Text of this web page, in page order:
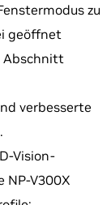
zu
geöffnet
Abschnitt
verbesserte
Vision-
NP-V300X